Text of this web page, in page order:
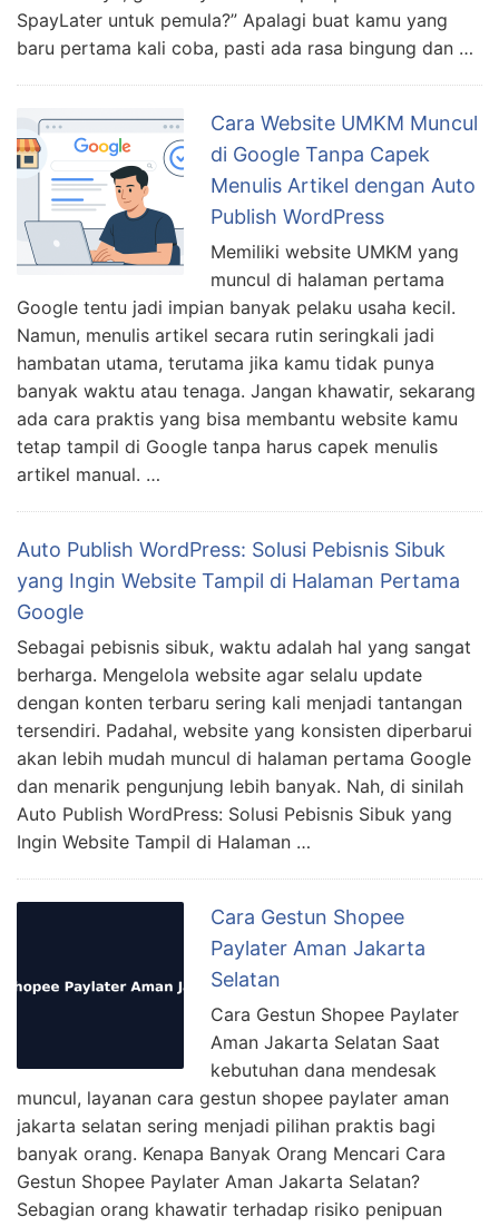
SpayLater untuk pemula?” Apalagi buat kamu yang
baru pertama kali coba, pasti ada rasa bingung dan …
Cara Website UMKM Muncul
di Google Tanpa Capek
Menulis Artikel dengan Auto
Publish WordPress
Memiliki website UMKM yang
muncul di halaman pertama
Google tentu jadi impian banyak pelaku usaha kecil.
Namun, menulis artikel secara rutin seringkali jadi
hambatan utama, terutama jika kamu tidak punya
banyak waktu atau tenaga. Jangan khawatir, sekarang
ada cara praktis yang bisa membantu website kamu
tetap tampil di Google tanpa harus capek menulis
artikel manual. …
Auto Publish WordPress: Solusi Pebisnis Sibuk
yang Ingin Website Tampil di Halaman Pertama
Google
Sebagai pebisnis sibuk, waktu adalah hal yang sangat
berharga. Mengelola website agar selalu update
dengan konten terbaru sering kali menjadi tantangan
tersendiri. Padahal, website yang konsisten diperbarui
akan lebih mudah muncul di halaman pertama Google
dan menarik pengunjung lebih banyak. Nah, di sinilah
Auto Publish WordPress: Solusi Pebisnis Sibuk yang
Ingin Website Tampil di Halaman …
Cara Gestun Shopee
Paylater Aman Jakarta
Selatan
Cara Gestun Shopee Paylater
Aman Jakarta Selatan Saat
kebutuhan dana mendesak
muncul, layanan cara gestun shopee paylater aman
jakarta selatan sering menjadi pilihan praktis bagi
banyak orang. Kenapa Banyak Orang Mencari Cara
Gestun Shopee Paylater Aman Jakarta Selatan?
Sebagian orang khawatir terhadap risiko penipuan